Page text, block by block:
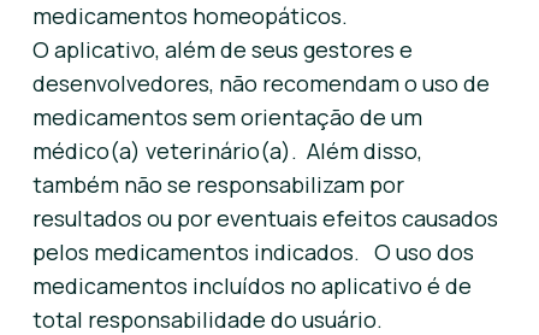
medicamentos homeopáticos.
O aplicativo, além de seus gestores e
desenvolvedores, não recomendam o uso de
medicamentos sem orientação de um
médico(a) veterinário(a). Além disso,
também não se responsabilizam por
resultados ou por eventuais efeitos causados
pelos medicamentos indicados. O uso dos
medicamentos incluídos no aplicativo é de
total responsabilidade do usuário.